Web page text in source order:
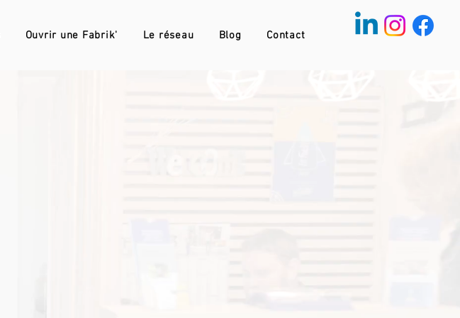
Ouvrir une Fabrik' Le réseau Blog Contact